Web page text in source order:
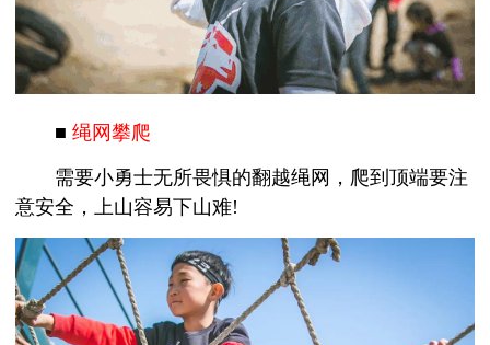
■ 绳网攀爬
需要小勇士无所畏惧的翻越绳网，爬到顶端要注
意安全，上山容易下山难!